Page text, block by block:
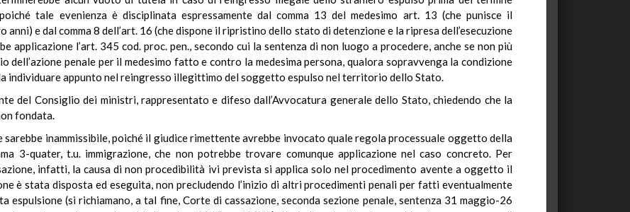
poiché tale evenienza è disciplinata espressamente dal comma 13 del medesimo art. 13 (che punisce il
e dal comma 8 dell’art. 16 (che dispone il ripristino dello stato di detenzione e la ripresa dell’esecuzione
applicazione l’art. 345 cod. proc. pen., secondo cui la sentenza di non luogo a procedere, anche se non più
dell’azione penale per il medesimo fatto e contro la medesima persona, qualora sopravvenga la condizione
individuare appunto nel reingresso illegittimo del soggetto espulso nel territorio dello Stato.
del Consiglio dei ministri, rappresentato e difeso dall’Avvocatura generale dello Stato, chiedendo che la
fondata.
sarebbe inammissibile, poiché il giudice rimettente avrebbe invocato quale regola processuale oggetto della
3-quater, t.u. immigrazione, che non potrebbe trovare comunque applicazione nel caso concreto. Per
infatti, la causa di non procedibilità ivi prevista si applica solo nel procedimento avente a oggetto il
è stata disposta ed eseguita, non precludendo l’inizio di altri procedimenti penali per fatti eventualmente
espulsione (si richiamano, a tal fine, Corte di cassazione, seconda sezione penale, sentenza 31 maggio-26